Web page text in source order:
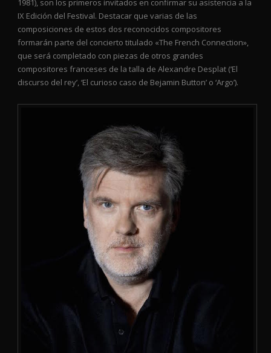
1981), son los primeros invitados en confirmar su asistencia a la
IX Edición del Festival. Destacar que varias de las
composiciones de estos dos reconocidos compositores
formarán parte del concierto titulado «The French Connection»,
que será completado con piezas de otros grandes
compositores franceses de la talla de Alexandre Desplat (‘El
discurso del rey’, ‘El curioso caso de Bejamin Button’ o ‘Argo’).